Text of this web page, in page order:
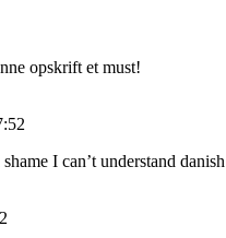
opskrift et must!
I can’t understand